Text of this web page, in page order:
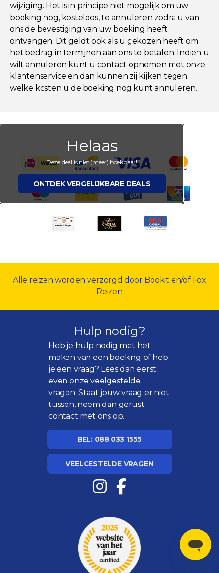
wijziging. Het is in principe niet mogelijk om uw
boeking nog, kosteloos, te annuleren zodra u van
ons de bevestiging van uw boeking heeft
ontvangen. Dit geldt ook als u gekozen heeft om
het bedrag in termijnen aan ons te betalen. Indien u
wilt annuleren kunt u contact opnemen met onze
klantenservice en dan kunnen zij kijken tegen
welke kosten u de boeking nog kunt annuleren.
Helaas
Deze deal is niet (meer) boekbaar!
ONTDEK VERGELIJKBARE DEALS
Alle reizen worden verzorgd door Bookit en/of Fox
Reizen
Hulp nodig?
Heb je hulp nodig met het
maken van een boeking of heb
je een vraag? Lees dan eerst
even onzeveelgestelde
vragen. Staat jouw vraag er niet
tussen, neem dan gerust
contact met ons op.
BEL: 088 033 1555
VEELGESTELDE VRAGEN